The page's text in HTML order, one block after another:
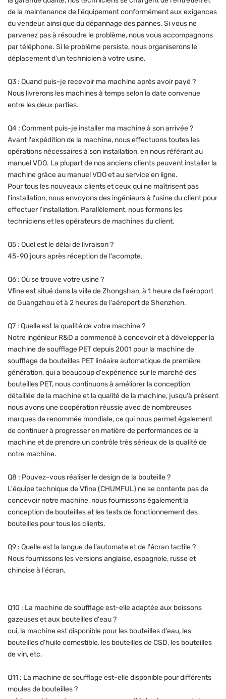
de la maintenance de l'équipement conformément aux exigences
du vendeur, ainsi que du dépannage des pannes. Si vous ne
parvenez pas à résoudre le problème, nous vous accompagnons
par téléphone. Si le problème persiste, nous organiserons le
déplacement d'un technicien à votre usine.
Q3 : Quand puis-je recevoir ma machine après avoir payé ?
Nous livrerons les machines à temps selon la date convenue
entre les deux parties.
Q4 : Comment puis-je installer ma machine à son arrivée ?
Avant l'expédition de la machine, nous effectuons toutes les
opérations nécessaires à son installation, en nous référant au
manuel VDO. La plupart de nos anciens clients peuvent installer la
machine grâce au manuel VDO et au service en ligne.
Pour tous les nouveaux clients et ceux qui ne maîtrisent pas
l'installation, nous envoyons des ingénieurs à l'usine du client pour
effectuer l'installation. Parallèlement, nous formons les
techniciens et les opérateurs de machines du client.
Q5 : Quel est le délai de livraison ?
45-90 jours après réception de l'acompte.
Q6 : Où se trouve votre usine ?
Vfine est situé dans la ville de Zhongshan, à 1 heure de l'aéroport
de Guangzhou et à 2 heures de l'aéroport de Shenzhen.
Q7 : Quelle est la qualité de votre machine ?
Notre ingénieur R&D a commencé à concevoir et à développer la
machine de soufflage PET depuis 2001 pour la machine de
soufflage de bouteilles PET linéaire automatique de première
génération, qui a beaucoup d'expérience sur le marché des
bouteilles PET, nous continuons à améliorer la conception
détaillée de la machine et la qualité de la machine, jusqu'à présent
nous avons une coopération réussie avec de nombreuses
marques de renommée mondiale, ce qui nous permet également
de continuer à progresser en matière de performances de la
machine et de prendre un contrôle très sérieux de la qualité de
notre machine.
Q8 : Pouvez-vous réaliser le design de la bouteille ?
L'équipe technique de Vfine (CHUMFUL) ne se contente pas de
concevoir notre machine, nous fournissons également la
conception de bouteilles et les tests de fonctionnement des
bouteilles pour tous les clients.
Q9 : Quelle est la langue de l'automate et de l'écran tactile ?
Nous fournissons les versions anglaise, espagnole, russe et
chinoise à l'écran.
Q10 : La machine de soufflage est-elle adaptée aux boissons
gazeuses et aux bouteilles d'eau ?
oui, la machine est disponible pour les bouteilles d'eau, les
bouteilles d'huile comestible, les bouteilles de CSD, les bouteilles
de vin, etc.
Q11 : La machine de soufflage est-elle disponible pour différents
moules de bouteilles ?